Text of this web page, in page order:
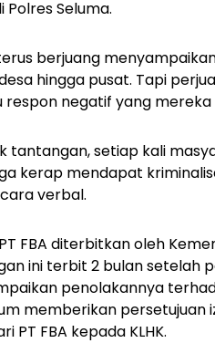
Polres Seluma.
berjuang
hingga pusat. Tapi
negatif yang
tantangan, setiap kali
kerap mendapat
verbal.
FBA diterbitkan oleh
ini terbit 2 bulan setelah
penolakannya
memberikan persetujuan
PT FBA kepada KLHK.